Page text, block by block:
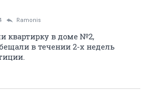
Ramonis
квартирку в доме №2,
в течении 2-х недель